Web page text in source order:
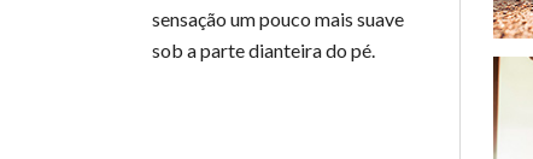
sensação um pouco mais suave
sob a parte dianteira do pé.